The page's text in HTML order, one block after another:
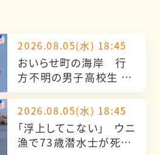
2026.08.05(水) 18:45
おいらせ町の海岸 行
方不明の男子高校生 捜
索続く
2026.08.05(水) 18:45
「浮上してこない」 ウニ
漁で73歳潜水士が死亡